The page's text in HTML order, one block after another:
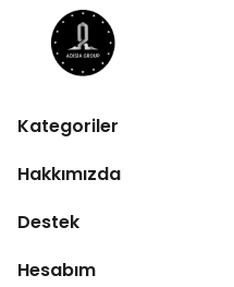
Kategoriler
Hakkımızda
Destek
Hesabım